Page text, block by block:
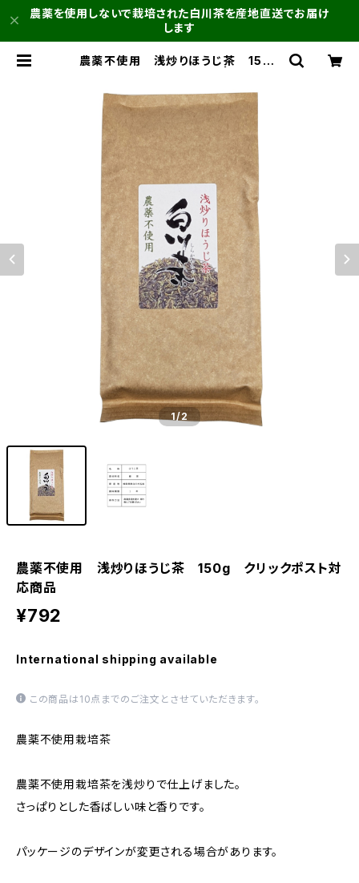
農薬を使用しないで栽培された白川茶を産地直送でお届け
します
農薬不使用 浅炒りほうじ茶 150g
1/2
農薬不使用 浅炒りほうじ茶 150g クリックポスト対
応商品
¥792
International shipping available
この商品は10点までのご注文とさせていただきます。
農薬不使用栽培茶
農薬不使用栽培茶を浅炒りで仕上げました。
さっぱりとした香ばしい味と香りです。
パッケージのデザインが変更される場合があります。